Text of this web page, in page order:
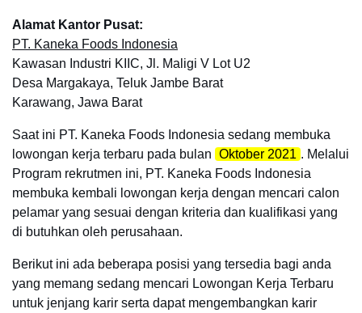
Alamat Kantor Pusat:
PT. Kaneka Foods Indonesia
Kawasan Industri KIIC, Jl. Maligi V Lot U2
Desa Margakaya, Teluk Jambe Barat
Karawang, Jawa Barat
Saat ini PT. Kaneka Foods Indonesia sedang membuka
lowongan kerja terbaru pada bulan Oktober 2021 . Melalui
Program rekrutmen ini, PT. Kaneka Foods Indonesia
membuka kembali lowongan kerja dengan mencari calon
pelamar yang sesuai dengan kriteria dan kualifikasi yang
di butuhkan oleh perusahaan.
Berikut ini ada beberapa posisi yang tersedia bagi anda
yang memang sedang mencari Lowongan Kerja Terbaru
untuk jenjang karir serta dapat mengembangkan karir